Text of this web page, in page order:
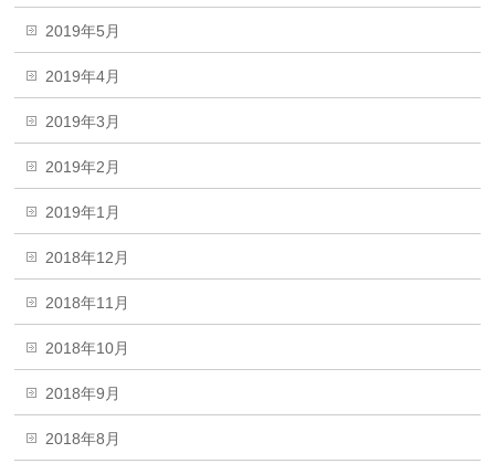
2019年5月
2019年4月
2019年3月
2019年2月
2019年1月
2018年12月
2018年11月
2018年10月
2018年9月
2018年8月